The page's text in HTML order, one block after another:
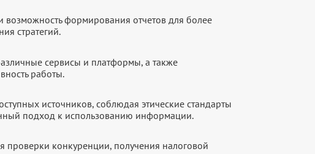
возможность формирования отчетов для более
стратегий.
сервисы и платформы, а также
работы.
источников, соблюдая этические стандарты
подход к использованию информации.
проверки конкуренции, получения налоговой